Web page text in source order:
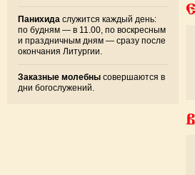
Панихида служится каждый день:
по будням — в 11.00, по воскресным
и праздничным дням — сразу после
окончания Литургии.
Заказные молебны совершаются в
дни богослужений.